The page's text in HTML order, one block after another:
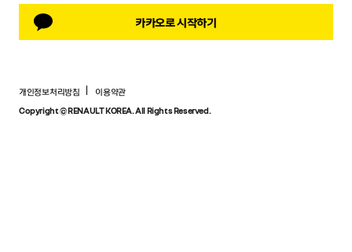
카카오로 시작하기
개인정보처리방침 이용약관
Copyright © RENAULT KOREA. All Rights Reserved.